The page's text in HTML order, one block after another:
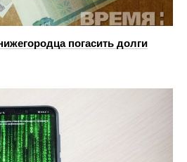
погасить долги